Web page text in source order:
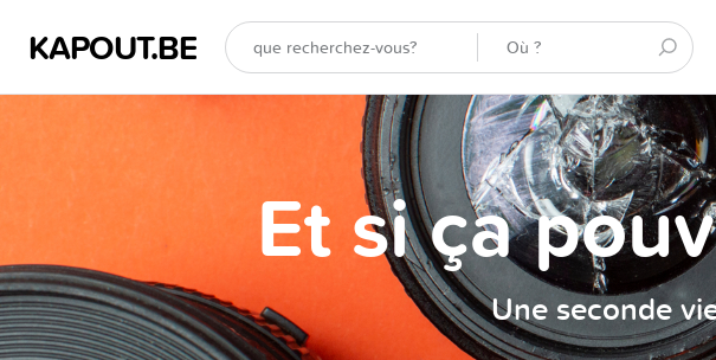
KAPOUT.BE
Et si ça
Une seconde